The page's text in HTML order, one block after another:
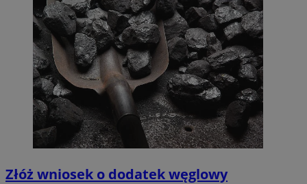
Złóż wniosek o dodatek węglowy